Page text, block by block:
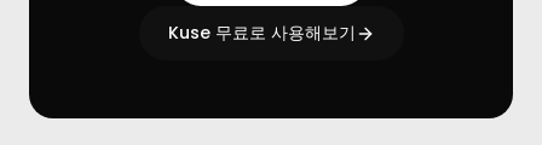
Kuse 무료로 사용해보기